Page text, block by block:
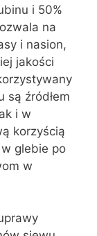
i 50%
na
i nasion,
jakości
są źródłem
i w
korzyścią
glebie po
w